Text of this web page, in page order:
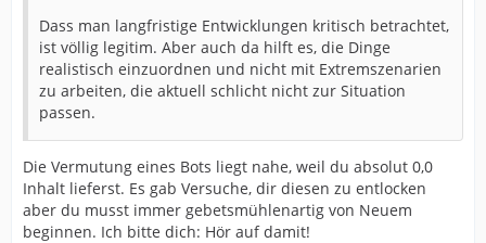
Dass man langfristige Entwicklungen kritisch betrachtet,
ist völlig legitim. Aber auch da hilft es, die Dinge
realistisch einzuordnen und nicht mit Extremszenarien
zu arbeiten, die aktuell schlicht nicht zur Situation
passen.
Die Vermutung eines Bots liegt nahe, weil du absolut 0,0
Inhalt lieferst. Es gab Versuche, dir diesen zu entlocken
aber du musst immer gebetsmühlenartig von Neuem
beginnen. Ich bitte dich: Hör auf damit!